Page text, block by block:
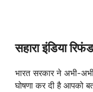
सहारा इंडिया
भारत सरकार ने अभी-
घोषणा कर दी है आपको